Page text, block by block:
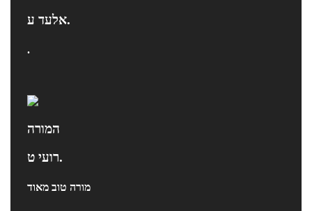
אלעד ע.
.
המורה
רועי ט.
מורה טוב מאוד